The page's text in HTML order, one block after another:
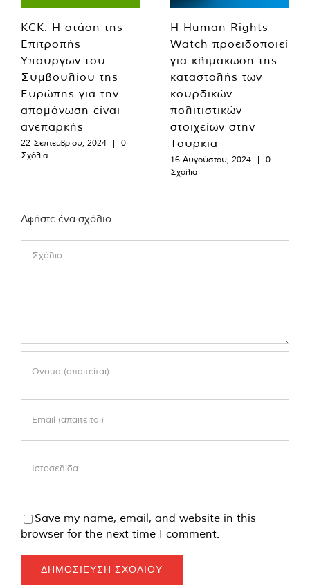
KCK: Η στάση της
Επιτροπής
Υπουργών του
Συμβουλίου της
Ευρώπης για την
απομόνωση είναι
ανεπαρκής
22 Σεπτεμβρίου, 2024 |
0
Σχόλια
Η Human Rights
Watch προειδοποιεί
για κλιμάκωση της
καταστολής των
κουρδικών
πολιτιστικών
στοιχείων στην
Τουρκία
16 Αυγούστου, 2024 |
0
Σχόλια
Αφήστε ένα σχόλιο
Save my name, email, and website in this
browser for the next time I comment.